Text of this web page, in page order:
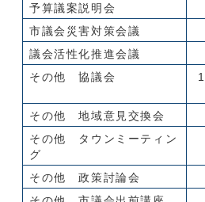
予算議案説明会
市議会災害対策会議
議会活性化推進会議
その他 協議会
1
その他 地域意見交換会
その他 タウンミーティン
グ
その他 政策討論会